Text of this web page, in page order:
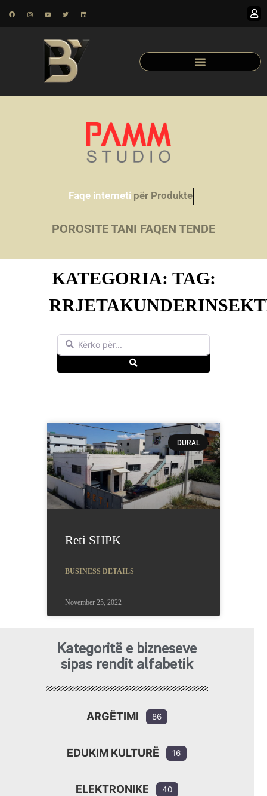
Faqe interneti për Produkte
POROSITE TANI FAQEN TENDE
KATEGORIA: TAG:
Kërko për...
DURAL
Reti SHPK
BUSINESS DETAILS
November 25, 2022
Kategoritë e bizneseve
sipas rendit alfabetik
ARGËTIMI 86
EDUKIM KULTURË 16
ELEKTRONIKE 40